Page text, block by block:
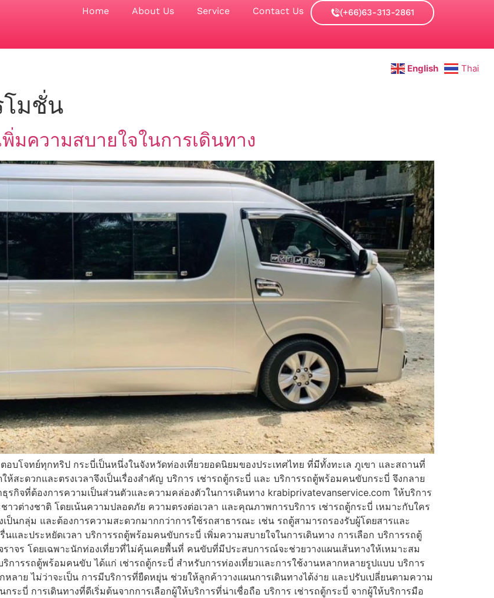
Home About Us Service Contact Us (+66)63-313-2861
English Thai
โมชั่น
มความสบายใจในการเดินทาง
อบโจทย์ทุกทริป กระบี่เป็นหนึ่งในจังหวัดท่องเที่ยวยอดนิยมของประเทศไทย ที่มีทั้งทะเล ภูเขา และสถานที่
สะดวกและตรงเวลาจึงเป็นเรื่องสำคัญ บริการ เช่ารถตู้กระบี่ และ บริการรถตู้พร้อมคนขับกระบี่ จึงกลาย
กิจที่ต้องการความเป็นส่วนตัวและความคล่องตัวในการเดินทาง krabiprivatevanservice.com ให้บริการ
ต่างชาติ โดยเน้นความปลอดภัย ความตรงต่อเวลา และคุณภาพการบริการ เช่ารถตู้กระบี่ เหมาะกับใคร
ป็นกลุ่ม และต้องการความสะดวกมากกว่าการใช้รถสาธารณะ เช่น รถตู้สามารถรองรับผู้โดยสารและ
และประหยัดเวลา บริการรถตู้พร้อมคนขับกระบี่ เพิ่มความสบายใจในการเดินทาง การเลือก บริการรถตู้
าจร โดยเฉพาะนักท่องเที่ยวที่ไม่คุ้นเคยพื้นที่ คนขับที่มีประสบการณ์จะช่วยวางแผนเส้นทางให้เหมาะสม
การรถตู้พร้อมคนขับ ได้แก่ เช่ารถตู้กระบี่ สำหรับการท่องเที่ยวและการใช้งานหลากหลายรูปแบบ บริการ
ลาย ไม่ว่าจะเป็น การมีบริการที่ยืดหยุ่น ช่วยให้ลูกค้าวางแผนการเดินทางได้ง่าย และปรับเปลี่ยนตามความ
ะบี่ การเดินทางที่ดีเริ่มต้นจากการเลือกผู้ให้บริการที่น่าเชื่อถือ บริการ เช่ารถตู้กระบี่ จากผู้ให้บริการมือ